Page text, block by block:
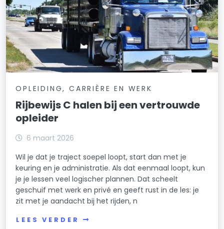
OPLEIDING, CARRIÈRE EN WERK
Rijbewijs C halen bij een vertrouwde
opleider
6 maart 2026
Wil je dat je traject soepel loopt, start dan met je
keuring en je administratie. Als dat eenmaal loopt, kun
je je lessen veel logischer plannen. Dat scheelt
geschuif met werk en privé en geeft rust in de les: je
zit met je aandacht bij het rijden, n
LEES VERDER